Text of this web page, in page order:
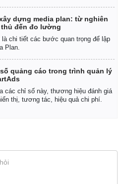
dựng media plan: từ nghiên
đến đo lường
là chi tiết các bước quan trọng để lập
Plan.
quảng cáo trong trình quản lý
các chỉ số này, thương hiệu đánh giá
thị, tương tác, hiệu quả chi phí.